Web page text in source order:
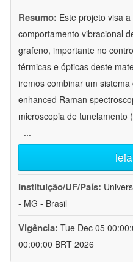
Resumo: Este projeto visa
comportamento vibracional
grafeno, importante no
térmicas e ópticas deste
iremos combinar um
enhanced Raman
microscopia de tunelamento
- ...
Instituição/UF/País:
- MG - Brasil
Vigência: Tue Dec 05
00:00:00 BRT 2026